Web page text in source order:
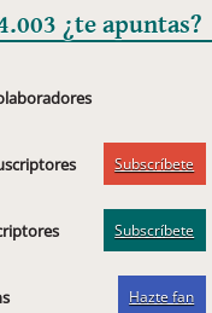
¿te apuntas?
Subscríbete
Subscríbete
Hazte fan